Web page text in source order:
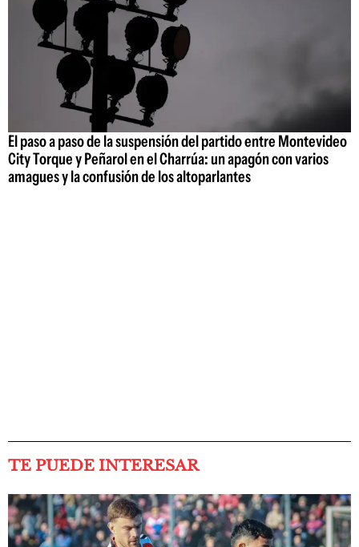
El paso a paso de la suspensión del partido entre Montevideo
City Torque y Peñarol en el Charrúa: un apagón con varios
amagues y la confusión de los altoparlantes
TE PUEDE INTERESAR